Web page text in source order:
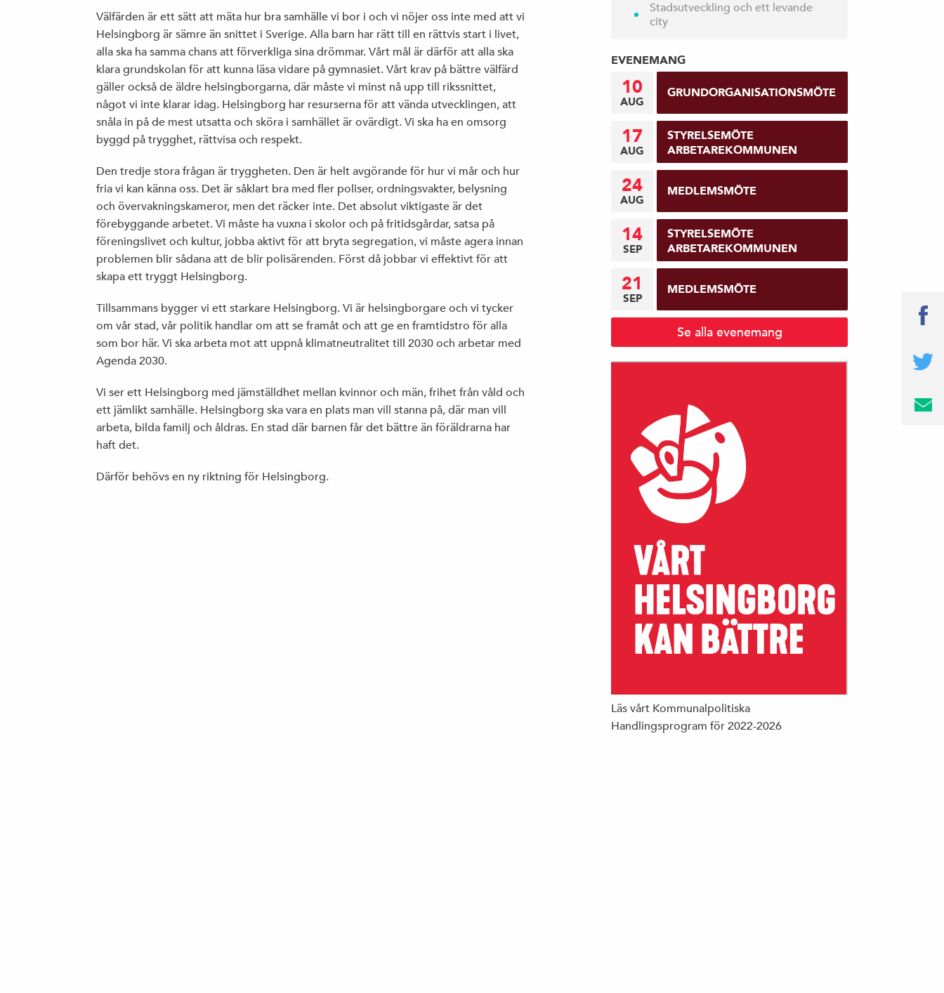
Välfärden är ett sätt att mäta hur bra samhälle vi bor i och vi nöjer oss inte med att vi
Helsingborg är sämre än snittet i Sverige. Alla barn har rätt till en rättvis start i livet,
alla ska ha samma chans att förverkliga sina drömmar. Vårt mål är därför att alla ska
klara grundskolan för att kunna läsa vidare på gymnasiet. Vårt krav på bättre välfärd
gäller också de äldre helsingborgarna, där måste vi minst nå upp till rikssnittet,
något vi inte klarar idag. Helsingborg har resurserna för att vända utvecklingen, att
snåla in på de mest utsatta och sköra i samhället är ovärdigt. Vi ska ha en omsorg
byggd på trygghet, rättvisa och respekt.
Den tredje stora frågan är tryggheten. Den är helt avgörande för hur vi mår och hur
fria vi kan känna oss. Det är såklart bra med fler poliser, ordningsvakter, belysning
och övervakningskameror, men det räcker inte. Det absolut viktigaste är det
förebyggande arbetet. Vi måste ha vuxna i skolor och på fritidsgårdar, satsa på
föreningslivet och kultur, jobba aktivt för att bryta segregation, vi måste agera innan
problemen blir sådana att de blir polisärenden. Först då jobbar vi effektivt för att
skapa ett tryggt Helsingborg.
Tillsammans bygger vi ett starkare Helsingborg. Vi är helsingborgare och vi tycker
om vår stad, vår politik handlar om att se framåt och att ge en framtidstro för alla
som bor här. Vi ska arbeta mot att uppnå klimatneutralitet till 2030 och arbetar med
Agenda 2030.
Vi ser ett Helsingborg med jämställdhet mellan kvinnor och män, frihet från våld och
ett jämlikt samhälle. Helsingborg ska vara en plats man vill stanna på, där man vill
arbeta, bilda familj och åldras. En stad där barnen får det bättre än föräldrarna har
haft det.
Därför behövs en ny riktning för Helsingborg.
Stadsutveckling och ett levande
city
EVENEMANG
10
AUG
GRUNDORGANISATIONSMÖTE
17
AUG
STYRELSEMÖTE
ARBETAREKOMMUNEN
24
AUG
MEDLEMSMÖTE
14
SEP
STYRELSEMÖTE
ARBETAREKOMMUNEN
21
SEP
MEDLEMSMÖTE
Se alla evenemang
Läs vårt Kommunalpolitiska
Handlingsprogram för 2022-2026